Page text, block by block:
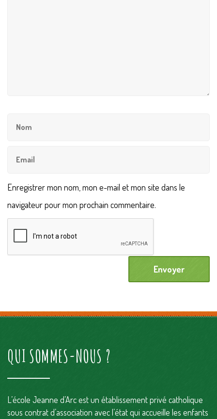
Enregistrer mon nom, mon e-mail et mon site dans le
navigateur pour mon prochain commentaire.
QUI SOMMES-NOUS ?
L’école Jeanne d’Arc est un établissement privé catholique
sous contrat d’association avec l’état qui accueille les enfants